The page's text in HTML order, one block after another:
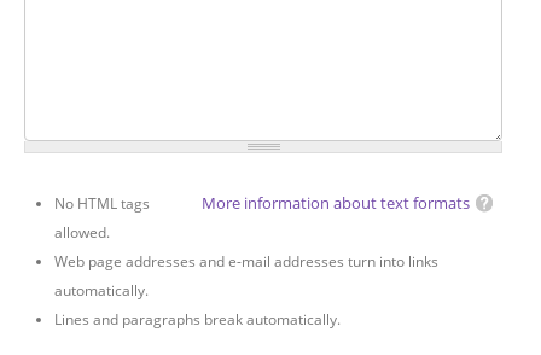
More information about text formats
No HTML tags
allowed.
Web page addresses and e-mail addresses turn into links
automatically.
Lines and paragraphs break automatically.